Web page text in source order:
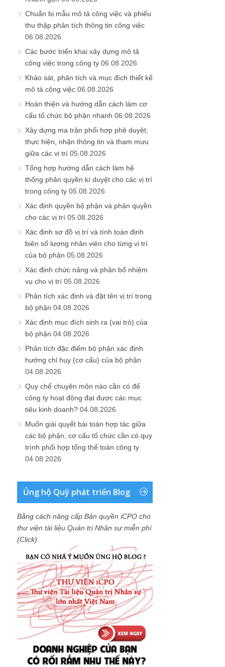
Chuẩn bị mẫu mô tả công việc và phiếu
thu thập phân tích thông tin công việc
06.08.2026
Các bước triển khai xây dựng mô tả
công việc trong công ty 06.08.2026
Khảo sát, phân tích và mục đích thiết kế
mô tả công việc 06.08.2026
Hoàn thiện và hướng dẫn cách làm cơ
cấu tổ chức bộ phận nhanh 06.08.2026
Xây dựng ma trận phối hợp phê duyệt,
thực hiện, nhận thông tin và tham mưu
giữa các vị trí 05.08.2026
Tổng hợp hướng dẫn cách làm hệ
thống phân quyền kí duyệt cho các vị trí
trong công ty 05.08.2026
Xác định quyền bộ phận và phân quyền
cho các vị trí 05.08.2026
Xác định sơ đồ vị trí và tính toán định
biên số lượng nhân viên cho từng vị trí
của bộ phận 05.08.2026
Xác định chức năng và phân bổ nhiệm
vụ cho vị trí 05.08.2026
Phân tích xác định và đặt tên vị trí trong
bộ phận 04.08.2026
Xác định mục đích sinh ra (vai trò) của
bộ phận 04.08.2026
Phân tích đặc điểm bộ phận xác định
hướng chỉ huy (cơ cấu) của bộ phận
04.08.2026
Quy chế chuyên môn nào cần có để
công ty hoạt động đạt được các mục
tiêu kinh doanh? 04.08.2026
Muốn giải quyết bài toán hợp tác giữa
các bộ phận, cơ cấu tổ chức cần có quy
trình phối hợp tổng thể toàn công ty
04.08.2026
Ủng hộ Quỹ phát triển Blog
Bằng cách nâng cấp Bản quyền iCPO cho
thư viện tài liệu Quản trị Nhân sự miễn phí
(Click)